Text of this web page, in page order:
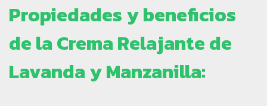
Propiedades y beneficios
de la Crema Relajante de
Lavanda y Manzanilla: